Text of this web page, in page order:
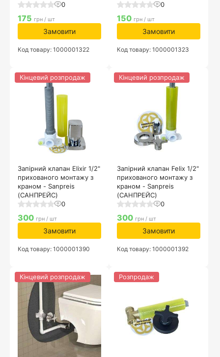
0
175 грн / шт
Замовити
Код товару: 1000001322
0
150 грн / шт
Замовити
Код товару: 1000001323
Запірний клапан Elixir 1/2"
прихованого монтажу з
краном - Sanpreis
(САНПРЕЙС)
0
Кінцевий розпродаж
300 грн / шт
Замовити
Код товару: 1000001390
Запірний клапан Felix 1/2"
прихованого монтажу з
краном - Sanpreis
(САНПРЕЙС)
0
Кінцевий розпродаж
300 грн / шт
Замовити
Код товару: 1000001392
Кінцевий розпродаж Розпродаж